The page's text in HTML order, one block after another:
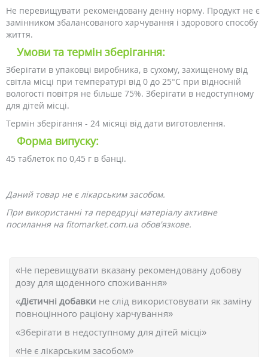
Не перевищувати рекомендовану денну норму. Продукт не є
замінником збалансованого харчування і здорового способу
життя.
Умови та термін зберігання:
Зберігати в упаковці виробника, в сухому, захищеному від
світла місці при температурі від 0 до 25°C при відносній
вологості повітря не більше 75%. Зберігати в недоступному
для дітей місці.
Термін зберігання - 24 місяці від дати виготовлення.
Форма випуску:
45 таблеток по 0,45 г в банці.
Даний товар не є лікарським засобом.
При використанні та передруці матеріалу активне
посилання на fitomarket.com.ua обов'язкове.
«Не перевищувати вказану рекомендовану добову
дозу для щоденного споживання»
«Дієтичні добавки не слід використовувати як заміну
повноцінного раціону харчування»
«Зберігати в недоступному для дітей місці»
«Не є лікарським засобом»